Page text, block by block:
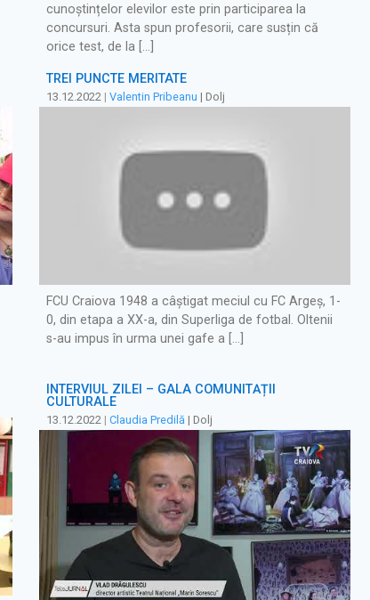
cunoștințelor elevilor este prin participarea la
concursuri. Asta spun profesorii, care susțin că
orice test, de la […]
TREI PUNCTE MERITATE
13.12.2022 | Valentin Pribeanu | Dolj
FCU Craiova 1948 a câștigat meciul cu FC Argeș, 1-
0, din etapa a XX-a, din Superliga de fotbal. Oltenii
s-au impus în urma unei gafe a […]
INTERVIUL ZILEI – GALA COMUNITĂȚII
CULTURALE
13.12.2022 | Claudia Predilă | Dolj